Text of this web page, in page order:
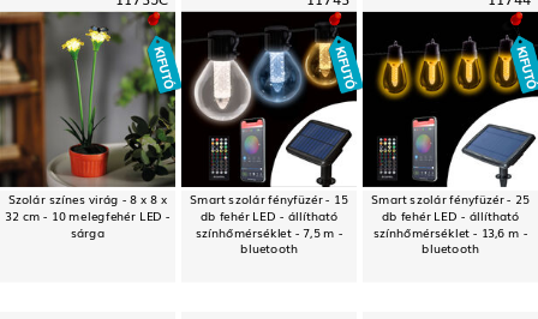
Szolár színes virág - 8 x 8 x
32 cm - 10 melegfehér LED -
sárga
Smart szolár fényfüzér - 15
db fehér LED - állítható
színhőmérséklet - 7,5 m -
bluetooth
Smart szolár fényfüzér - 25
db fehér LED - állítható
színhőmérséklet - 13,6 m -
bluetooth